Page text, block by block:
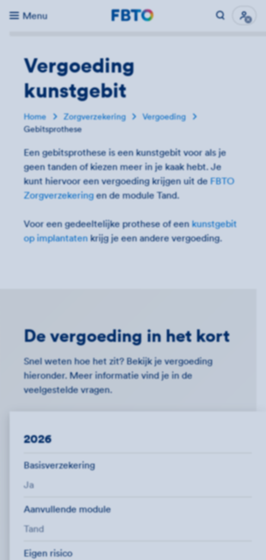
Menu
Direct naar...
Vergoeding
kunstgebit
Home Zorgverzekering
Vergoeding
Gebitsprothese
Een gebitsprothese is een kunstgebit voor als je
geen tanden of kiezen meer in je kaak hebt. Je
kunt hiervoor een vergoeding krijgen uit deFBTO
Zorgverzekeringen de module Tand.
Voor een gedeeltelijke prothese of eenkunstgebit
op implantaten krijg je een andere vergoeding.
De vergoeding in het kort
Snel weten hoe het zit? Bekijk je vergoeding
hieronder. Meer informatie vind je in de
veelgestelde vragen.
2026
Basisverzekering
Ja
Aanvullende module
Tand
Eigen risico